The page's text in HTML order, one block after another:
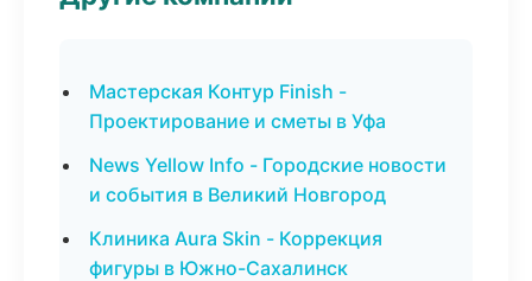
Мастерская Контур Finish -
Проектирование и сметы в Уфа
News Yellow Info - Городские новости
и события в Великий Новгород
Клиника Aura Skin - Коррекция
фигуры в Южно-Сахалинск